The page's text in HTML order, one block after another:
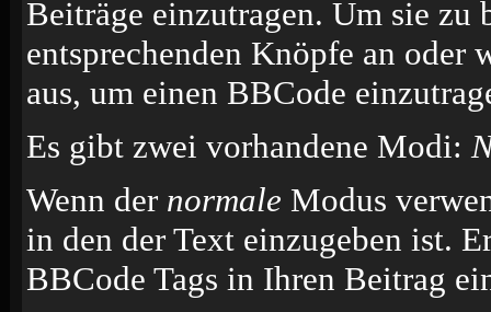
Beiträge einzutragen. Um sie zu
entsprechenden Knöpfe an oder
aus, um einen BBCode
Es gibt zwei vorhandene Modi:
Wenn der normale Modus
in den der Text einzugeben ist.
BBCode Tags in Ihren Beitrag